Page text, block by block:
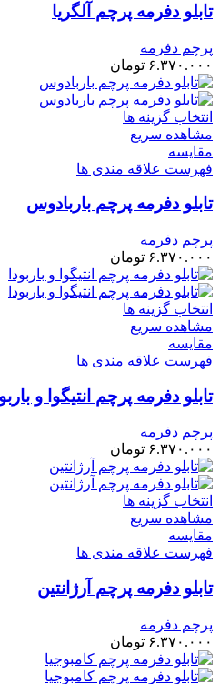
تابلو دفرمه پرچم آلگریا
پرچم دفرمه
۶.۳۷۰.۰۰۰ تومان
انتخاب گزینه ها
مشاهده سریع
مقایسه
فهرست علاقه مندی ها
تابلو دفرمه پرچم باربادوس
پرچم دفرمه
۶.۳۷۰.۰۰۰ تومان
انتخاب گزینه ها
مشاهده سریع
مقایسه
فهرست علاقه مندی ها
تابلو دفرمه پرچم انتیگوا و
پرچم دفرمه
۶.۳۷۰.۰۰۰ تومان
انتخاب گزینه ها
مشاهده سریع
مقایسه
فهرست علاقه مندی ها
تابلو دفرمه پرچم آرژانتین
پرچم دفرمه
۶.۳۷۰.۰۰۰ تومان